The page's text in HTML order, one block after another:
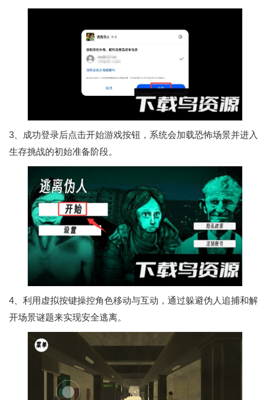
3、成功登录后点击开始游戏按钮，系统会加载恐怖场景并进入
生存挑战的初始准备阶段。
4、利用虚拟按键操控角色移动与互动，通过躲避伪人追捕和解
开场景谜题来实现安全逃离。